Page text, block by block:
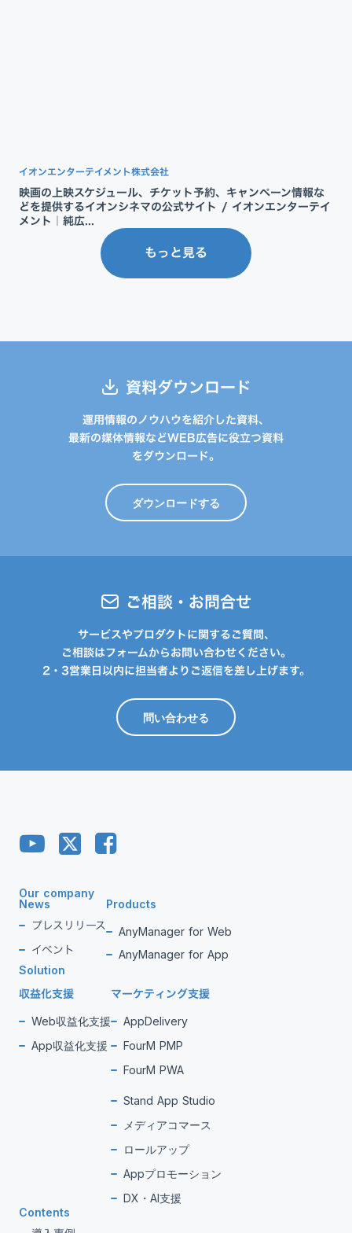
イオンエンターテイメント株式会社
映画の上映スケジュール、チケット予約、キャンペーン情報な
どを提供するイオンシネマの公式サイト / イオンエンターテイ
メント｜純広...
もっと見る
資料ダウンロード
運用情報のノウハウを紹介した資料、
最新の媒体情報などWEB広告に役立つ資料
をダウンロード。
ダウンロードする
ご相談・お問合せ
サービスやプロダクトに関するご質問、
ご相談はフォームからお問い合わせください。
2・3営業日以内に担当者よりご返信を差し上げます。
問い合わせる
Our company
News
プレスリリース
イベント
Products
AnyManager for Web
AnyManager for App
Solution
収益化支援
Web収益化支援
App収益化支援
マーケティング支援
AppDelivery
FourM PMP
FourM PWA
Stand App Studio
メディアコマース
ロールアップ
Appプロモーション
DX・AI支援
Contents